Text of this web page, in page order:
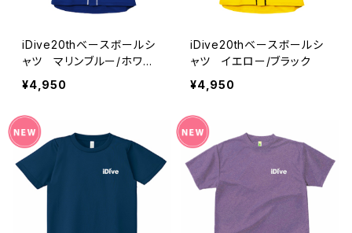
iDive20thベースボールシ
ャツ マリンブルー/ホワイ
ト
¥4,950
iDive20thベースボールシ
ャツ イエロー/ブラック
¥4,950